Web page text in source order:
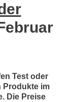
Test oder
Produkte im
Die Preise